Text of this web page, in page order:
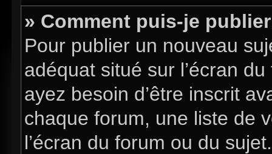
» Comment puis-je
Pour publier un nouveau
adéquat situé sur l’écran
ayez besoin d’être inscrit
chaque forum, une liste de
l’écran du forum ou du